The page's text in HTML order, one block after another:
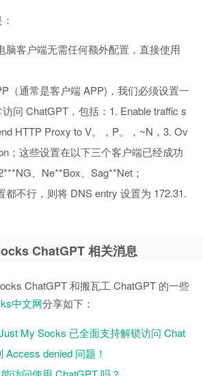
脑客户端无需任何额外配置，直接使用
（通常是客户端 APP)，我们必须设置一
问 ChatGPT，包括：1. Enable traffic s
HTTP Proxy to V。，P。，~N，3. Ov
；这些设置在以下三个客户端已经成功
、Ne**Box、Sag**Net；
都不行，则将 DNS entry 设置为 172.31.
ChatGPT 相关消息
ChatGPT 和搬瓦工 ChatGPT 的一些
中文网分享如下：
My Socks 已全面支持解锁访问 Chat
Access denied 问题！